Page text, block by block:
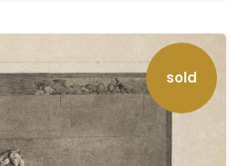
sold